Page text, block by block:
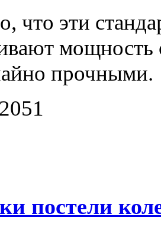
что эти
мощность
прочными.
постели